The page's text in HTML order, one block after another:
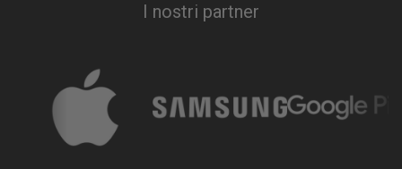
I nostri partner